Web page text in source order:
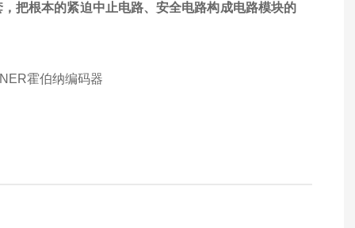
把根本的紧迫中止电路、安全电路构成电路模块的
霍伯纳编码器